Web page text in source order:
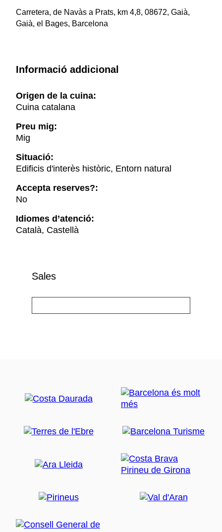
Carretera, de Navàs a Prats, km 4,8, 08672, Gaià,
Gaià, el Bages, Barcelona
Informació addicional
Origen de la cuina:
Cuina catalana
Preu mig:
Mig
Situació:
Edificis d'interès històric, Entorn natural
Accepta reserves?:
No
Idiomes d’atenció:
Català, Castellà
Sales